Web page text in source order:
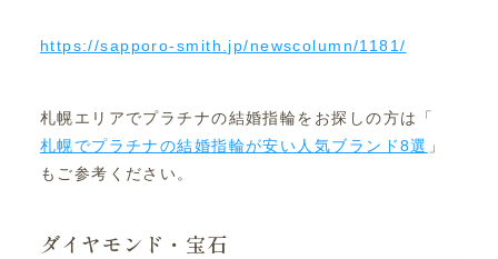
https://sapporo-smith.jp/newscolumn/1181/
札幌エリアでプラチナの結婚指輪をお探しの方は「
札幌でプラチナの結婚指輪が安い人気ブランド8選 」
もご参考ください。
ダイヤモンド・宝石